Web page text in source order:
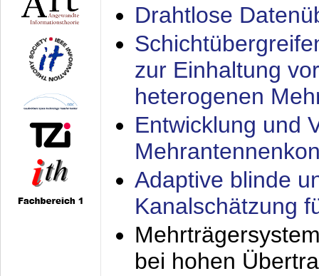
Drahtlose
zur Einhaltung
heterogenen
Entwicklung und
Adaptive blinde
Kanalschätzung
bei hohen